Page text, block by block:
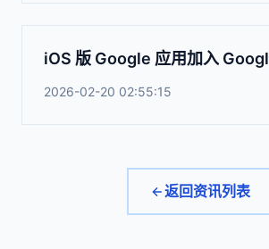
iOS 版 Google 应用加入
2026-02-20 02:55:15
返回资讯列表